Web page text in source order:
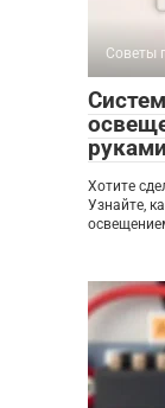
Советы
Хотите
Узнайте,